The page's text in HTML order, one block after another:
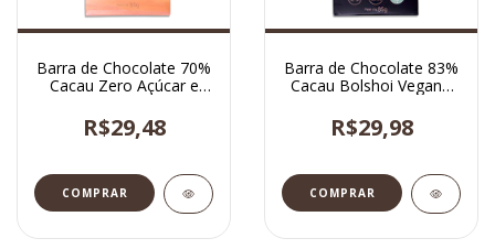
Barra de Chocolate 70%
Cacau Zero Açúcar e
R$29,48
Barra de Chocolate 83%
Cacau Bolshoi Vegano
R$29,98